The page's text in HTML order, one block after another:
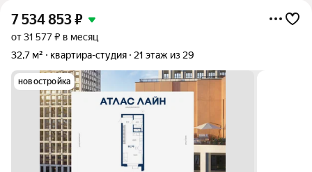
7 534 853₽
от 31 577 ₽ в месяц
32,7 м²
квартира-студия 21 этаж из 29
новостройка